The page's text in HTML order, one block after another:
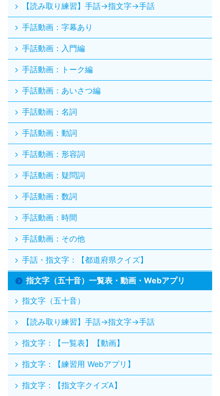
【読み取り練習】手話→指文字→手話
手話動画：字幕あり
手話動画：入門編
手話動画：トーク編
手話動画：あいさつ編
手話動画：名詞
手話動画：動詞
手話動画：形容詞
手話動画：疑問詞
手話動画：数詞
手話動画：時間
手話動画：その他
手話・指文字：【都道府県クイズ】
指文字（五十音）一覧表・動画・Webアプリ
指文字（五十音）
【読み取り練習】手話→指文字→手話
指文字：【一覧表】【動画】
指文字：【練習用 Webアプリ】
指文字：【指文字クイズA】